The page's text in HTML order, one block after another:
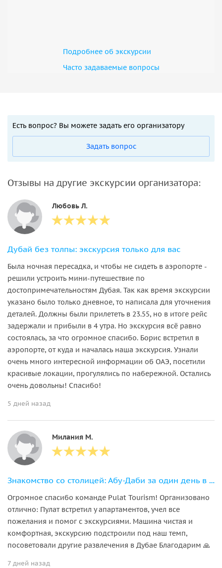
Подробнее об экскурсии
Часто задаваемые вопросы
Есть вопрос? Вы можете задать его организатору
Задать вопрос
Отзывы на другие экскурсии организатора:
Любовь Л.
Дубай без толпы: экскурсия только для вас
Была ночная пересадка, и чтобы не сидеть в аэропорте -
решили устроить мини-путешествие по
достопримечательностям Дубая. Так как время экскурсии
указано было только дневное, то написала для уточнения
деталей. Должны были прилететь в 23.55, но в итоге рейс
задержали и прибыли в 4 утра. Но экскурсия всё равно
состоялась, за что огромное спасибо. Борис встретил в
аэропорте, от куда и началась наша экскурсия. Узнали
очень много интересной информации об ОАЭ, посетили
красивые локации, прогулялись по набережной. Остались
очень довольны! Спасибо!
5 дней назад
Милания М.
Знакомство со столицей: Абу-Даби за один день в мини-группе из Дубая
Огромное спасибо команде Pulat Tourism! Организовано
отлично: Пулат встретил у апартаментов, учел все
пожелания и помог с экскурсиями. Машина чистая и
комфортная, экскурсию подстроили под наш темп,
посоветовали другие развлечения в Дубае Благодарим 🙏
7 дней назад